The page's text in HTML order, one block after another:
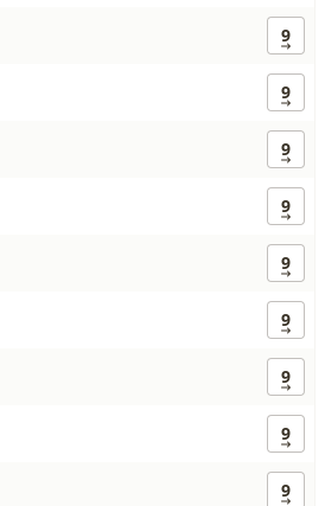
9
9
9
9
9
9
9
9
9